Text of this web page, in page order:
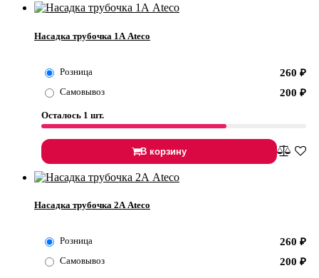
Насадка трубочка 1А Ateco
Розница 260 ₽
Самовывоз 200 ₽
Осталось 1 шт.
В корзину
Насадка трубочка 2А Ateco
Розница 260 ₽
Самовывоз 200 ₽